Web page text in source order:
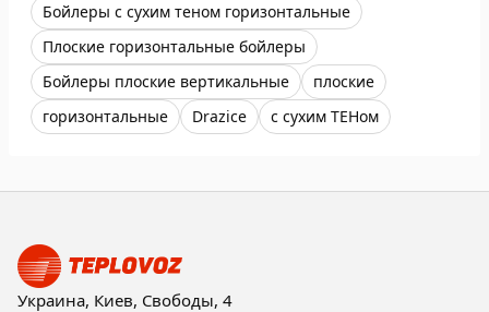
Бойлеры с сухим теном горизонтальные
Плоские горизонтальные бойлеры
Бойлеры плоские вертикальные
плоские
горизонтальные
Drazice с сухим ТЕНом
Украина, Киев, Свободы, 4